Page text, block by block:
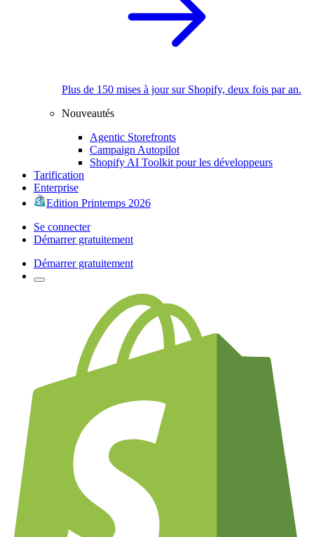
Plus de 150 mises à jour sur Shopify, deux fois par an.
Nouveautés
Agentic Storefronts
Campaign Autopilot
Shopify AI Toolkit pour les développeurs
Tarification
Enterprise
Edition Printemps 2026
Se connecter
Démarrer gratuitement
Démarrer gratuitement